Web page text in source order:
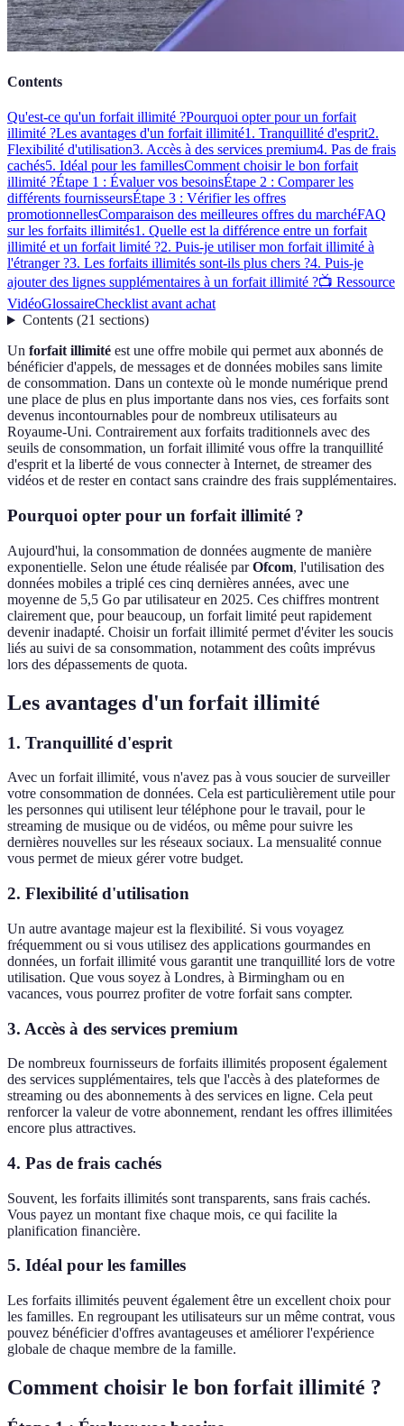
Contents
Qu'est-ce qu'un forfait illimité ?Pourquoi opter pour un forfait
illimité ?Les avantages d'un forfait illimité1. Tranquillité d'esprit2.
Flexibilité d'utilisation3. Accès à des services premium4. Pas de frais
cachés5. Idéal pour les famillesComment choisir le bon forfait
illimité ?Étape 1 : Évaluer vos besoinsÉtape 2 : Comparer les
différents fournisseursÉtape 3 : Vérifier les offres
promotionnellesComparaison des meilleures offres du marchéFAQ
sur les forfaits illimités1. Quelle est la différence entre un forfait
illimité et un forfait limité ?2. Puis-je utiliser mon forfait illimité à
l'étranger ?3. Les forfaits illimités sont-ils plus chers ?4. Puis-je
ajouter des lignes supplémentaires à un forfait illimité ?📺 Ressource
VidéoGlossaireChecklist avant achat
Contents(21 sections)
Un forfait illimité est une offre mobile qui permet aux abonnés de
bénéficier d'appels, de messages et de données mobiles sans limite
de consommation. Dans un contexte où le monde numérique prend
une place de plus en plus importante dans nos vies, ces forfaits sont
devenus incontournables pour de nombreux utilisateurs au
Royaume-Uni. Contrairement aux forfaits traditionnels avec des
seuils de consommation, un forfait illimité vous offre la tranquillité
d'esprit et la liberté de vous connecter à Internet, de streamer des
vidéos et de rester en contact sans craindre des frais supplémentaires.
Pourquoi opter pour un forfait illimité ?
Aujourd'hui, la consommation de données augmente de manière
exponentielle. Selon une étude réalisée parOfcom, l'utilisation des
données mobiles a triplé ces cinq dernières années, avec une
moyenne de 5,5 Go par utilisateur en 2025. Ces chiffres montrent
clairement que, pour beaucoup, un forfait limité peut rapidement
devenir inadapté. Choisir un forfait illimité permet d'éviter les soucis
liés au suivi de sa consommation, notamment des coûts imprévus
lors des dépassements de quota.
Les avantages d'un forfait illimité
1. Tranquillité d'esprit
Avec un forfait illimité, vous n'avez pas à vous soucier de surveiller
votre consommation de données. Cela est particulièrement utile pour
les personnes qui utilisent leur téléphone pour le travail, pour le
streaming de musique ou de vidéos, ou même pour suivre les
dernières nouvelles sur les réseaux sociaux. La mensualité connue
vous permet de mieux gérer votre budget.
2. Flexibilité d'utilisation
Un autre avantage majeur est la flexibilité. Si vous voyagez
fréquemment ou si vous utilisez des applications gourmandes en
données, un forfait illimité vous garantit une tranquillité lors de votre
utilisation. Que vous soyez à Londres, à Birmingham ou en
vacances, vous pourrez profiter de votre forfait sans compter.
3. Accès à des services premium
De nombreux fournisseurs de forfaits illimités proposent également
des services supplémentaires, tels que l'accès à des plateformes de
streaming ou des abonnements à des services en ligne. Cela peut
renforcer la valeur de votre abonnement, rendant les offres illimitées
encore plus attractives.
4. Pas de frais cachés
Souvent, les forfaits illimités sont transparents, sans frais cachés.
Vous payez un montant fixe chaque mois, ce qui facilite la
planification financière.
5. Idéal pour les familles
Les forfaits illimités peuvent également être un excellent choix pour
les familles. En regroupant les utilisateurs sur un même contrat, vous
pouvez bénéficier d'offres avantageuses et améliorer l'expérience
globale de chaque membre de la famille.
Comment choisir le bon forfait illimité ?